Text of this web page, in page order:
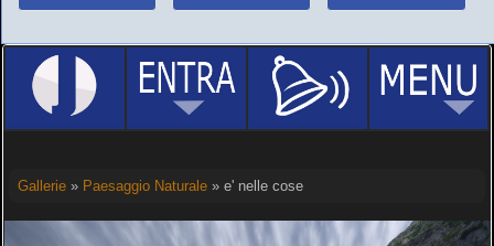
Gallerie» Paesaggio Naturale» e' nelle cose